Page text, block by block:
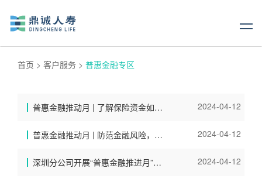
首页 > 客户服务 > 普惠金融专区
普惠金融推动月 | 了解保险资金如何参与普惠金融 2024-04-12
普惠金融推动月 | 防范金融风险，守好“钱袋子” 2024-04-12
深圳分公司开展“普惠金融推进月”进社区宣教活动 2024-04-12